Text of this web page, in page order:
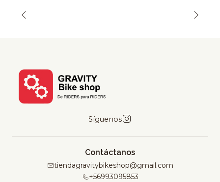
Síguenos
Contáctanos
tiendagravitybikeshop@gmail.com
+56993095853